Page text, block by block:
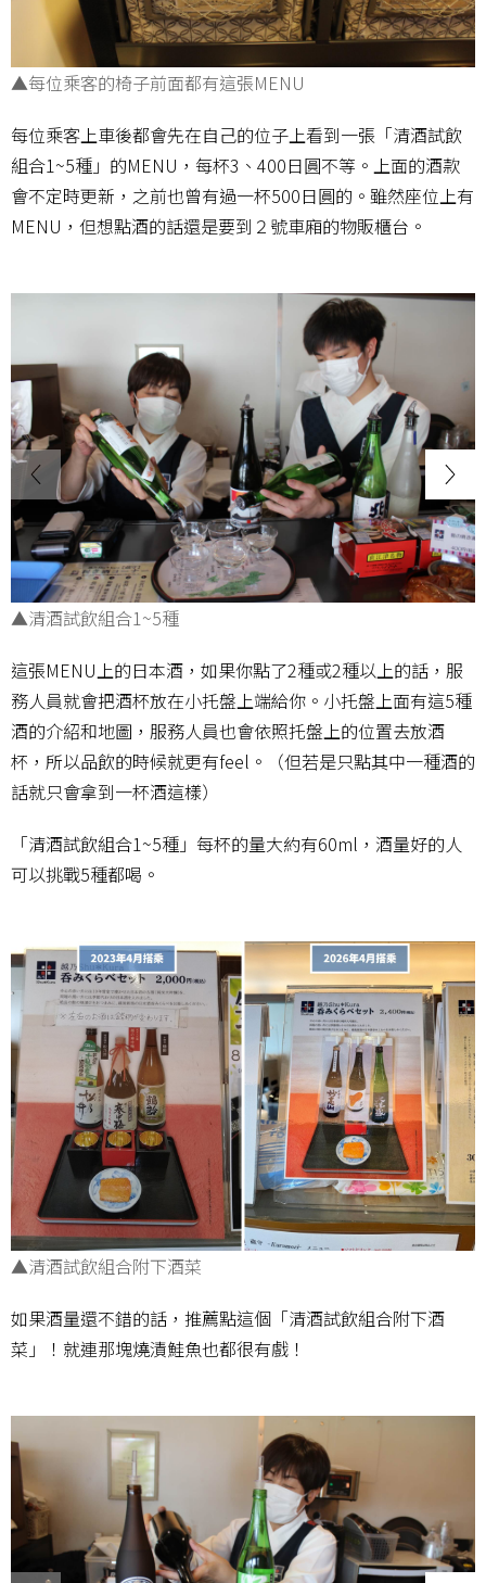
▲每位乘客的椅子前面都有這張MENU
每位乘客上車後都會先在自己的位子上看到一張「清酒試飲
組合1~5種」的MENU，每杯3、400日圓不等。上面的酒款
會不定時更新，之前也曾有過一杯500日圓的。雖然座位上有
MENU，但想點酒的話還是要到２號車廂的物販櫃台。
▲清酒試飲組合1~5種
這張MENU上的日本酒，如果你點了2種或2種以上的話，服
務人員就會把酒杯放在小托盤上端給你。小托盤上面有這5種
酒的介紹和地圖，服務人員也會依照托盤上的位置去放酒
杯，所以品飲的時候就更有feel。（但若是只點其中一種酒的
話就只會拿到一杯酒這樣）
「清酒試飲組合1~5種」每杯的量大約有60ml，酒量好的人
可以挑戰5種都喝。
▲清酒試飲組合附下酒菜
如果酒量還不錯的話，推薦點這個「清酒試飲組合附下酒
菜」！就連那塊燒漬鮭魚也都很有戲！